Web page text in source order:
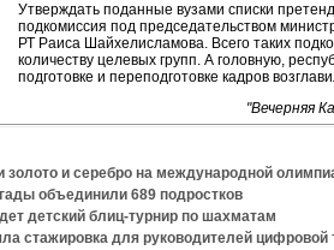
Утверждать поданные вузами списки
подкомиссия под председательством
РТ Раиса Шайхелисламова. Всего таких
количеству целевых групп. А головную,
подготовке и переподготовке кадров
"Вечерняя
золото и серебро на международной
объединили 689 подростков
детский блиц-турнир по шахматам
стажировка для руководителей